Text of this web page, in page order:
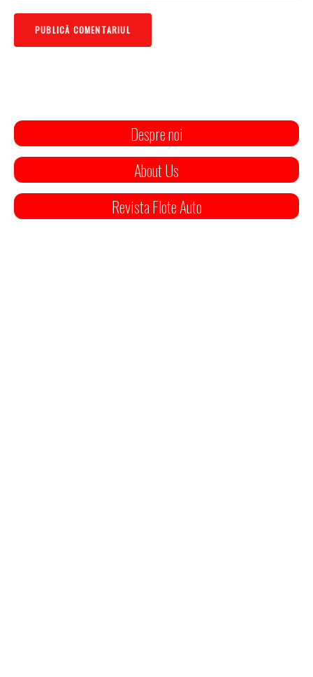
Despre noi
About Us
Revista Flote Auto